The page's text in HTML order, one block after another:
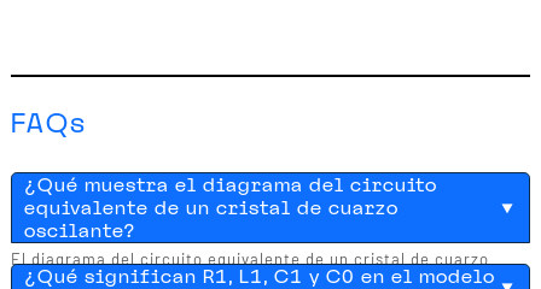
FAQs
¿Qué muestra el diagrama del circuito
equivalente de un cristal de cuarzo
oscilante?
El diagrama del circuito equivalente de un cristal de cuarzo
describe el comportamiento eléctrico de un cristal de cuarzo en
¿Qué significan R1, L1, C1 y C0 en el modelo